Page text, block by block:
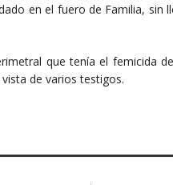
en el fuero de Familia, sin
que tenía el femicida
de varios testigos.